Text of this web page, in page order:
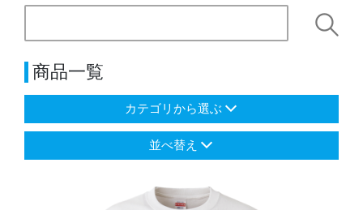
商品一覧
カテゴリから選ぶ
並べ替え